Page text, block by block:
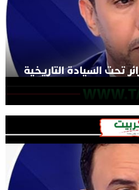
تحت السيادة التاريخية